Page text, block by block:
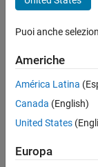
tong
20 Mar
2019
Risposta
Puoi anche
Americhe
América Latina
Canada (English)
United States
Europa